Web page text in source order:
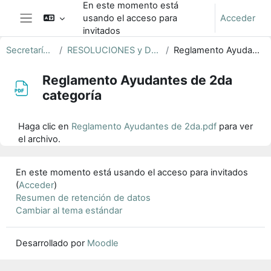
Salta al contenido principalEn este momento está
usando el acceso para
invitados
Acceder
Secretaría Estudiantil RESOLUCIONES y DOCUMENTOS ÚTILES Reglamento Ayudantes de 2da categoría
Reglamento Ayudantes de 2da
categoría
Haga clic en Reglamento Ayudantes de 2da.pdf para ver
el archivo.
En este momento está usando el acceso para invitados
(Acceder)
Resumen de retención de datos
Cambiar al tema estándar
Desarrollado por Moodle